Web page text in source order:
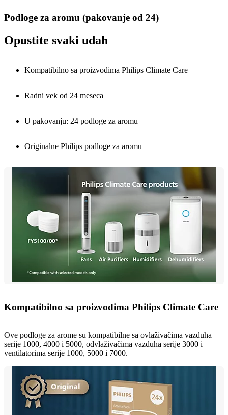
Podloge za aromu (pakovanje od 24)
Opustite svaki udah
Kompatibilno sa proizvodima Philips Climate Care
Radni vek od 24 meseca
U pakovanju: 24 podloge za aromu
Originalne Philips podloge za aromu
Kompatibilno sa proizvodima Philips Climate Care
Ove podloge za arome su kompatibilne sa ovlaživačima vazduha
serije 1000, 4000 i 5000, odvlaživačima vazduha serije 3000 i
ventilatorima serije 1000, 5000 i 7000.